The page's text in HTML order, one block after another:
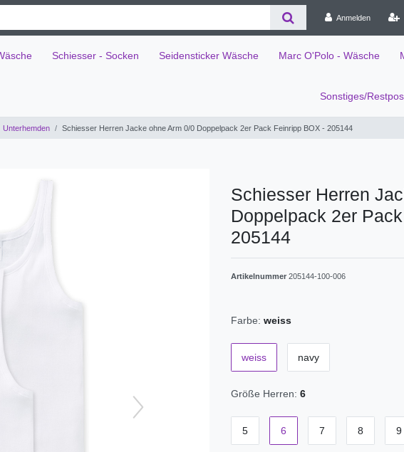
Anmelden
Schiesser - Socken Seidensticker Wäsche Marc O'Polo - Wäsche
Sonstiges/
Unterhemden Schiesser Herren Jacke ohne Arm 0/0 Doppelpack 2er Pack Feinripp BOX - 205144
Schiesser Herren
Doppelpack 2er
205144
Artikelnummer 205144-100-006
Farbe: weiss
weiss navy
Größe Herren: 6
5 6 7 8 9